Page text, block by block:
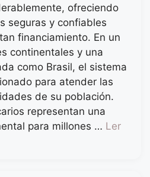
ofreciendo
seguras y confiables
financiamiento. En un
continentales y una
como Brasil, el sistema
para atender las
de su población.
representan una
para millones … Ler